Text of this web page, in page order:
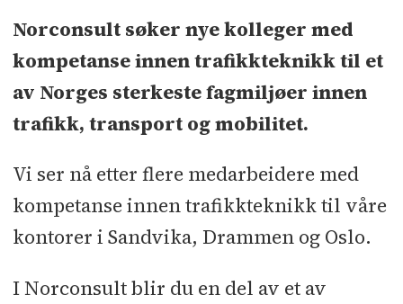
Norconsult søker nye kolleger med
kompetanse innen trafikkteknikk til et
av Norges sterkeste fagmiljøer innen
trafikk, transport og mobilitet.
Vi ser nå etter flere medarbeidere med
kompetanse innen trafikkteknikk til våre
kontorer i Sandvika, Drammen og Oslo.
I Norconsult blir du en del av et av